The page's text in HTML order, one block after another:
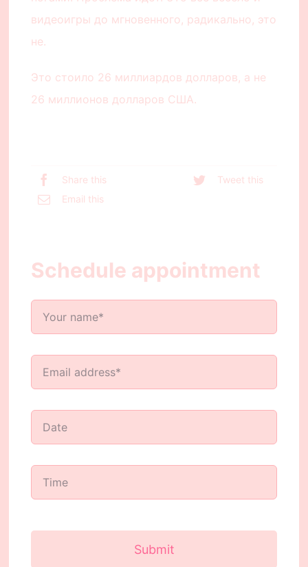
видеоигры до мгновенного, радикально, это
не.
Это стоило 26 миллиардов долларов, а не
26 миллионов долларов США.
Share this
Tweet this
Email this
Schedule appointment
Submit